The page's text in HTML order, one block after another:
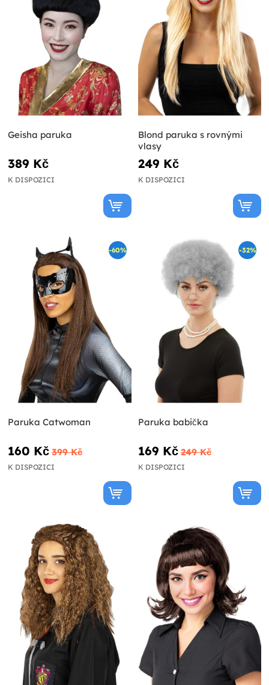
Geisha paruka
389 Kč
K DISPOZICI
Blond paruka s rovnými
vlasy
249 Kč
K DISPOZICI
-60%
Paruka Catwoman
160 Kč 399 Kč
K DISPOZICI
-32%
Paruka babička
169 Kč 249 Kč
K DISPOZICI